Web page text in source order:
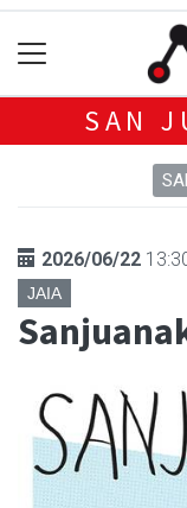
SAN
2026/06/22
JAIA